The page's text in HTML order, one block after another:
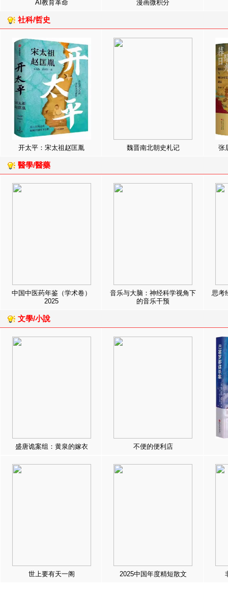
AI教育革命 漫画微积分
社科/哲史
开太平：宋太祖赵匡胤 魏晋南北朝史札记 张
醫學/醫藥
中国中医药年鉴（学术卷）
2025
音乐与大脑：神经科学视角下
的音乐干预
思考
文學/小說
盛唐诡案组：黄泉的嫁衣 不便的便利店
世上要有天一阁 2025中国年度精短散文